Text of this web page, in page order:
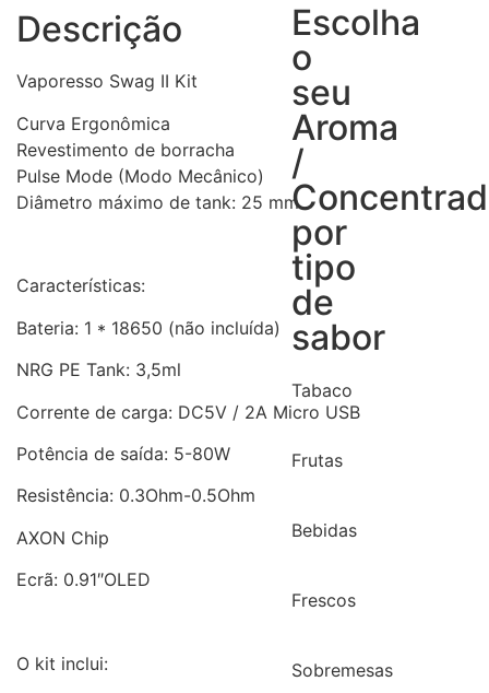
Escolha
o
seu
Aroma
/
por
tipo
de
sabor
Tabaco
Frutas
Bebidas
Frescos
Sobremesas
Descrição
Vaporesso Swag II Kit
Curva Ergonômica
Revestimento de borracha
Pulse Mode (Modo Mecânico)
Diâmetro máximo de tank: 25 mm
Características:
Bateria: 1 * 18650 (não incluída)
NRG PE Tank: 3,5ml
Corrente de carga: DC5V / 2A Micro USB
Potência de saída: 5-80W
Resistência: 0.3Ohm-0.5Ohm
AXON Chip
Ecrã: 0.91″OLED
O kit inclui: